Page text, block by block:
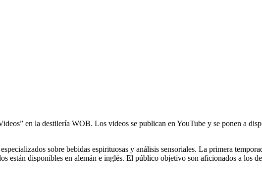
en la destilería WOB. Los videos se publican en YouTube y se ponen a
sobre bebidas espirituosas y análisis sensoriales. La primera
están disponibles en alemán e inglés. El público objetivo son aficionados a los